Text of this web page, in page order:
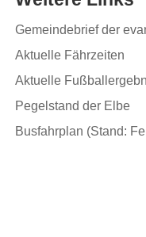
Gemeindebrief der
Aktuelle Fährzeiten
Aktuelle
Pegelstand der Elbe
Busfahrplan (Stand: